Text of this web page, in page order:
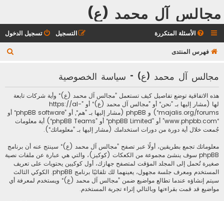
مجالس آل محمد (ع)
الأسئلة المتكررة تسجيل الدخول التسجيل
فهرس المنتدى
مجالس آل محمد (ع) - سياسة الخصوصية
هذه الاتفاقية توضع تفاصيل كيف تستعمل ”مجالس آل محمد (ع)“ وأية شركات تابعة
لها (مشار إليها بـ ”نحن“ أو ”مجالس آل محمد (ع)“ أو ”https://al-
majalis.org/forums“) و phpBB (مشار إليها بـ ”هم“, أو ”phpBB software“ أو
“www.phpbb.com” أو ”phpBB Limited“ أو ”phpBB Teams“) أية معلومات
جُمعت خلال أية دورة من دورات استخدامك (مشار إليها بـ ”معلوماتك“).
معلوماتك تجمع بطريقين، أولًا عبر تصفح ”مجالس آل محمد (ع)“ سينتج عنه أن برنامج
phpBB سوف ينشئ مجموعة من الكعكات (كوكيز)، والتي هي عبارة عن ملفات نصية
صغيرة تُحمل إلى المجلد المؤقت لمتصفح جهازك، أول كوكيين يحتويات على تعريف
المستخدم ومعرف جلسة مجهول، يعينهما لك تلقائيًا برنامج phpBB. الكوكي الثالث
سيتم إنشاؤه عندما تطالع مواضيع ضمن ”مجالس آل محمد (ع)“ ويستخدم لمعرفة أي
مواضيع قد قمت بقراءتها وبالتالي إثراء تجربة المستخدم.